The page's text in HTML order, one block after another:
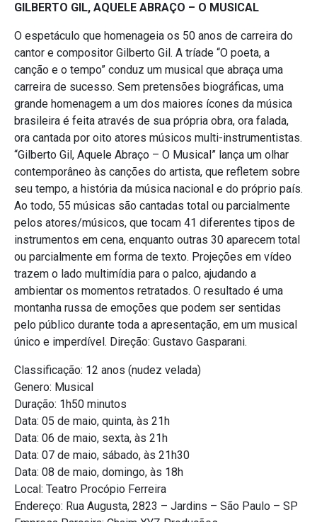
GILBERTO GIL, AQUELE ABRAÇO – O MUSICAL
O espetáculo que homenageia os 50 anos de carreira do
cantor e compositor Gilberto Gil. A tríade “O poeta, a
canção e o tempo” conduz um musical que abraça uma
carreira de sucesso. Sem pretensões biográficas, uma
grande homenagem a um dos maiores ícones da música
brasileira é feita através de sua própria obra, ora falada,
ora cantada por oito atores músicos multi-instrumentistas.
“Gilberto Gil, Aquele Abraço – O Musical” lança um olhar
contemporâneo às canções do artista, que refletem sobre
seu tempo, a história da música nacional e do próprio país.
Ao todo, 55 músicas são cantadas total ou parcialmente
pelos atores/músicos, que tocam 41 diferentes tipos de
instrumentos em cena, enquanto outras 30 aparecem total
ou parcialmente em forma de texto. Projeções em vídeo
trazem o lado multimídia para o palco, ajudando a
ambientar os momentos retratados. O resultado é uma
montanha russa de emoções que podem ser sentidas
pelo público durante toda a apresentação, em um musical
único e imperdível. Direção: Gustavo Gasparani.
Classificação: 12 anos (nudez velada)
Genero: Musical
Duração: 1h50 minutos
Data: 05 de maio, quinta, às 21h
Data: 06 de maio, sexta, às 21h
Data: 07 de maio, sábado, às 21h30
Data: 08 de maio, domingo, às 18h
Local: Teatro Procópio Ferreira
Endereço: Rua Augusta, 2823 – Jardins – São Paulo – SP